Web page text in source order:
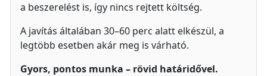
a beszerelést is, így nincs rejtett költség.
A javítás általában 30–60 perc alatt elkészül, a
legtöbb esetben akár meg is várható.
Gyors, pontos munka – rövid határidővel.